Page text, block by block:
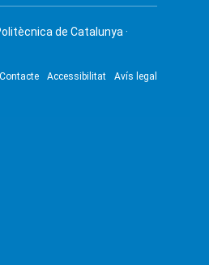
de Catalunya ·
Contacte Accessibilitat Avís legal